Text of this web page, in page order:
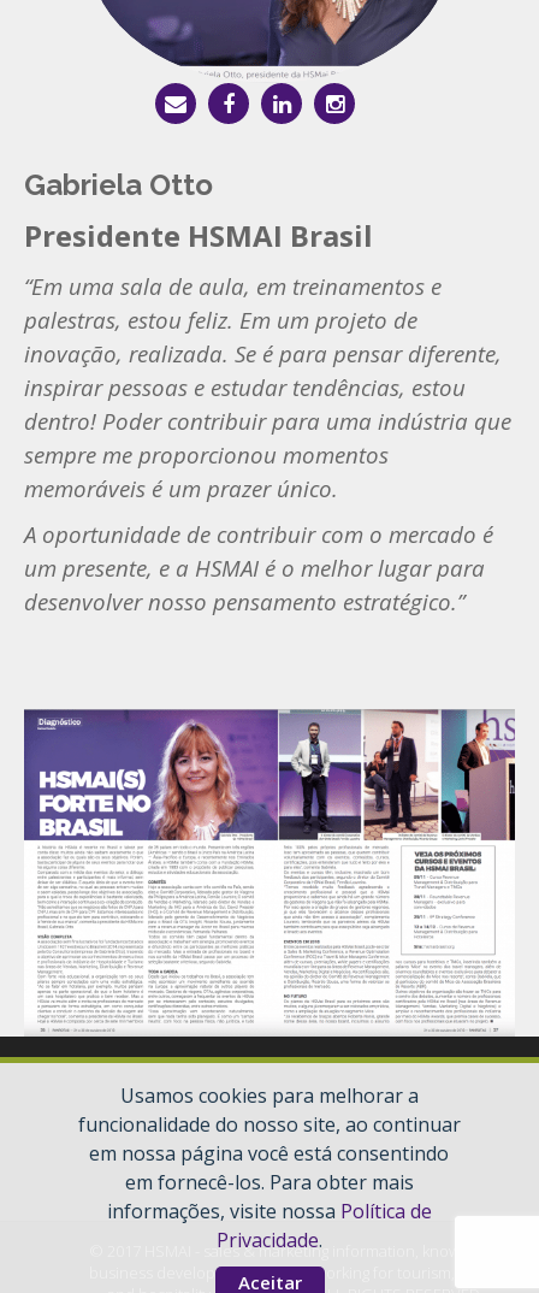
Gabriela Otto
Presidente HSMAI Brasil
“Em uma sala de aula, em treinamentos e
palestras, estou feliz. Em um projeto de
inovação, realizada. Se é para pensar diferente,
inspirar pessoas e estudar tendências, estou
dentro! Poder contribuir para uma indústria que
sempre me proporcionou momentos
memoráveis é um prazer único.
A oportunidade de contribuir com o mercado é
um presente, e a HSMAI é o melhor lugar para
desenvolver nosso pensamento estratégico.”
Usamos cookies para melhorar a
funcionalidade do nosso site, ao continuar
em nossa página você está consentindo
em fornecê-los. Para obter mais
informações, visite nossa Política de
Privacidade.
Aceitar
© 2017 HSMAI - sales & marketing information, knowledge,
business development, and networking for tourism, travel,